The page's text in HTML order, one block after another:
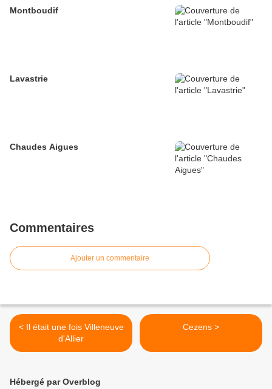
Montboudif
Lavastrie
Chaudes Aigues
Commentaires
Ajouter un commentaire
< Il était une fois Villeneuve
d'Allier
Cezens >
Hébergé par Overblog